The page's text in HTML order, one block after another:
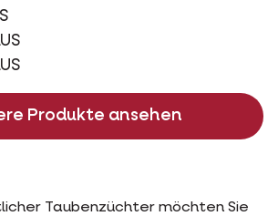
Produkte ansehen
Taubenzüchter möchten Sie